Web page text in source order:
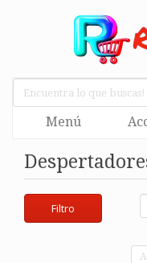
Menú
Filtro